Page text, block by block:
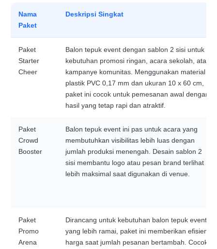
Nama
Paket
Deskripsi Singkat
Paket
Starter
Cheer
Balon tepuk event dengan sablon 2 sisi untuk
kebutuhan promosi ringan, acara sekolah, atau
kampanye komunitas. Menggunakan material
plastik PVC 0,17 mm dan ukuran 10 x 60 cm,
paket ini cocok untuk pemesanan awal dengan
hasil yang tetap rapi dan atraktif.
Paket
Crowd
Booster
Balon tepuk event ini pas untuk acara yang
membutuhkan visibilitas lebih luas dengan
jumlah produksi menengah. Desain sablon 2
sisi membantu logo atau pesan brand terlihat
lebih maksimal saat digunakan di venue.
Paket
Promo
Arena
Dirancang untuk kebutuhan balon tepuk event
yang lebih ramai, paket ini memberikan efisiensi
harga saat jumlah pesanan bertambah. Cocok